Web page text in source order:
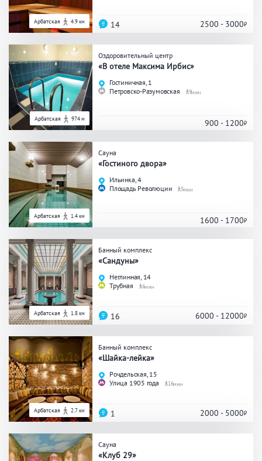
ПРИМЕНИТЬ ФИЛЬТРЫ
Арбатская 4.9 км 2500 - 3000
14
Арбатская 974 м
Оздоровительный центр
«В отеле Максима Ирбис»
Гостиничная, 1
Петровско-Разумовская
9
900 - 1200
Арбатская 1.4 км
Сауна
«Гостиного двора»
Ильинка, 4
Площадь Революции
5
1600 - 1700
Арбатская 1.8 км
Банный комплекс
«Сандуны»
Неглинная, 14
Трубная
6
6000 - 12000
16
Арбатская 2.7 км
Банный комплекс
«Шайка-лейка»
Рочдельская, 15
Улица 1905 года
16
2000 - 5000
1
Сауна
«Клуб 29»